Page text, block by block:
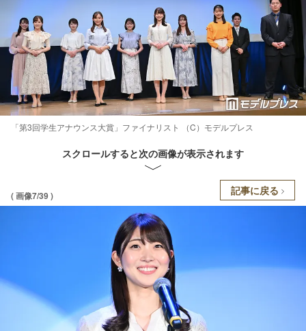
「第3回学生アナウンス大賞」ファイナリスト （C）モデルプレス
スクロールすると次の画像が表示されます
( 画像7/39 ) 記事に戻る